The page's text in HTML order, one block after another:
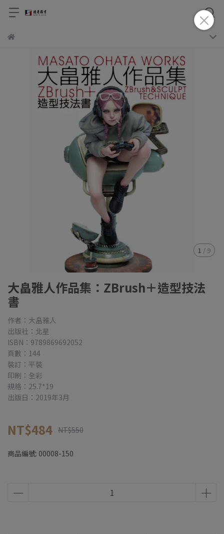
1 / 9
大畠雅人作品集：ZBrush＋造型技法
書
作者：大畠雅人
出版社：北星
ISBN：9789869692052
頁數：144
裝訂：平裝
印刷：全彩
規格：25.7*19
出版日：2019年3月
NT$484 NT$550
商品編號: 00008-150